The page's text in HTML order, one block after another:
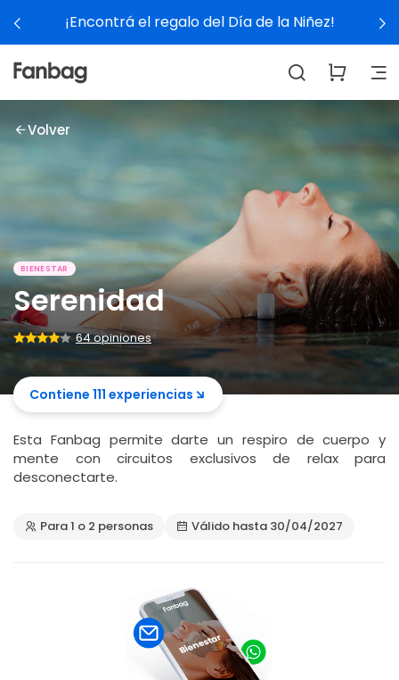
del Día de la Niñez!
Volver
BIENESTAR
Serenidad
64 opiniones
Contiene 111 experiencias
Esta Fanbag permite darte un respiro de cuerpo y
mente con circuitos exclusivos de relax para
desconectarte.
Para 1 o 2 personas Válido hasta 30/04/2027